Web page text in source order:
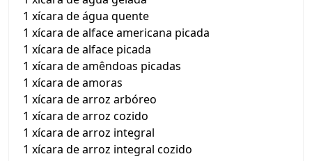
1 xícara de água quente
1 xícara de alface americana picada
1 xícara de alface picada
1 xícara de amêndoas picadas
1 xícara de amoras
1 xícara de arroz arbóreo
1 xícara de arroz cozido
1 xícara de arroz integral
1 xícara de arroz integral cozido